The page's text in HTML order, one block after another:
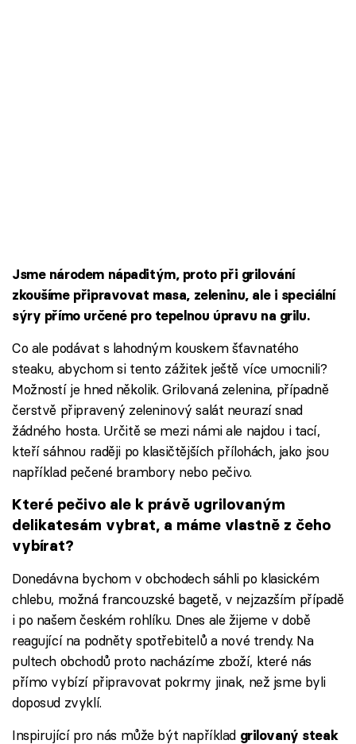
Jsme národem nápaditým, proto při grilování
zkoušíme připravovat masa, zeleninu, ale i speciální
sýry přímo určené pro tepelnou úpravu na grilu.
Co ale podávat s lahodným kouskem šťavnatého
steaku, abychom si tento zážitek ještě více umocnili?
Možností je hned několik. Grilovaná zelenina, případně
čerstvě připravený zeleninový salát neurazí snad
žádného hosta. Určitě se mezi námi ale najdou i tací,
kteří sáhnou raději po klasičtějších přílohách, jako jsou
například pečené brambory nebo pečivo.
Které pečivo ale k právě ugrilovaným
delikatesám vybrat, a máme vlastně z čeho
vybírat?
Donedávna bychom v obchodech sáhli po klasickém
chlebu, možná francouzské bagetě, v nejzazším případě
i po našem českém rohlíku. Dnes ale žijeme v době
reagující na podněty spotřebitelů a nové trendy. Na
pultech obchodů proto nacházíme zboží, které nás
přímo vybízí připravovat pokrmy jinak, než jsme byli
doposud zvyklí.
Inspirující pro nás může být například grilovaný steak